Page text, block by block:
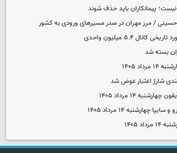
پیمانکاران باید حذف شوند
حسینی / مرز مهران در صدر مسیرهای ورودی به کشور
۵.۴ میلیون واحدی
بسته شد
۱۴۰۵
شارژ اعتبار عوض شد
۱۴ مرداد ۱۴۰۵
۱۴ مرداد ۱۴۰۵
۱۴۰۵